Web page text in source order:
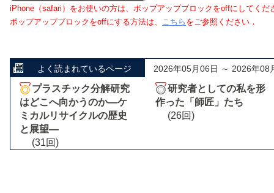
iPhone（safari）をお使いの方は、ポップアップブロックをoffにしてくだ
ポップアップブロックをoffにする方法は、 こちら をご参照ください．
よく読まれているページ 2026年05月06日 ～ 2026年08
プラスチック分解研究
はどこへ向かうのか―ケ
ミカルリサイクルの歴史
と展望―
(31回)
研究者としての私を形
作った「師匠」たち
(26回)